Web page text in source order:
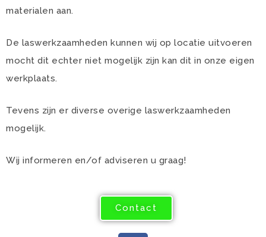
materialen aan.
De laswerkzaamheden kunnen wij op locatie uitvoeren
mocht dit echter niet mogelijk zijn kan dit in onze eigen
werkplaats.
Tevens zijn er diverse overige laswerkzaamheden
mogelijk.
Wij informeren en/of adviseren u graag!
Contact